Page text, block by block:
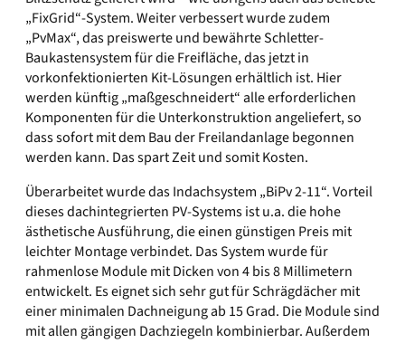
„FixGrid“-System. Weiter verbessert wurde zudem
„PvMax“, das preiswerte und bewährte Schletter-
Baukastensystem für die Freifläche, das jetzt in
vorkonfektionierten Kit-Lösungen erhältlich ist. Hier
werden künftig „maßgeschneidert“ alle erforderlichen
Komponenten für die Unterkonstruktion angeliefert, so
dass sofort mit dem Bau der Freilandanlage begonnen
werden kann. Das spart Zeit und somit Kosten.
Überarbeitet wurde das Indachsystem „BiPv 2-11“. Vorteil
dieses dachintegrierten PV-Systems ist u.a. die hohe
ästhetische Ausführung, die einen günstigen Preis mit
leichter Montage verbindet. Das System wurde für
rahmenlose Module mit Dicken von 4 bis 8 Millimetern
entwickelt. Es eignet sich sehr gut für Schrägdächer mit
einer minimalen Dachneigung ab 15 Grad. Die Module sind
mit allen gängigen Dachziegeln kombinierbar. Außerdem